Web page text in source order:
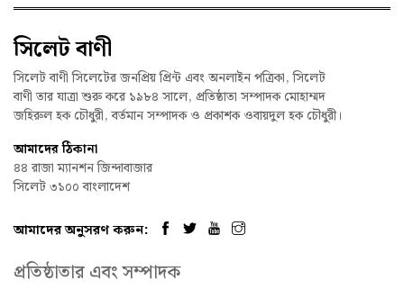
সিলেট বাণী
সিলেট বাণী সিলেটের জনপ্রিয় প্রিন্ট এবং অনলাইন পত্রিকা, সিলেট
বাণী তার যাত্রা শুরু করে ১৯৮৪ সালে, প্রতিষ্ঠাতা সম্পাদক মোহাম্মদ
জহিরুল হক চৌধুরী, বর্তমান সম্পাদক ও প্রকাশক ওবায়দুল হক চৌধুরী।
আমাদের ঠিকানা
৪৪ রাজা ম্যানশন জিন্দাবাজার
সিলেট ৩১০০ বাংলাদেশ
আমাদের অনুসরণ করুন:
প্রতিষ্ঠাতার এবং সম্পাদক